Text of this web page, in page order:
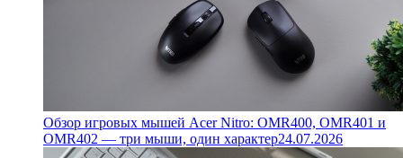
Обзор игровых мышей Acer Nitro: OMR400, OMR401 и
OMR402 — три мыши, один характер24.07.2026